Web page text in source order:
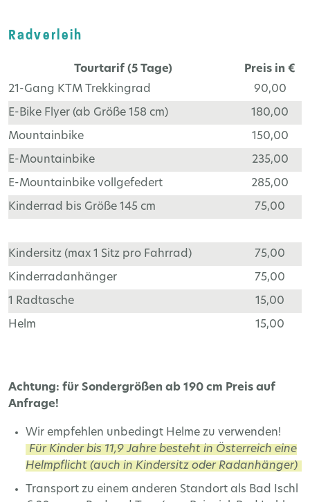
Radverleih
Tourtarif (5 Tage)
Preis in €
21-Gang KTM Trekkingrad
90,00
E-Bike Flyer (ab Größe 158 cm) 180,00
Mountainbike 150,00
E-Mountainbike 235,00
E-Mountainbike vollgefedert 285,00
Kinderrad bis Größe 145 cm 75,00
Kindersitz (max 1 Sitz pro Fahrrad) 75,00
Kinderradanhänger 75,00
1 Radtasche 15,00
Helm 15,00
Achtung: für Sondergrößen ab 190 cm Preis auf
Anfrage!
Wir empfehlen unbedingt Helme zu verwenden!
Für Kinder bis 11,9 Jahre besteht in Österreich eine
Helmpflicht (auch in Kindersitz oder Radanhänger)
Transport zu einem anderen Standort als Bad Ischl